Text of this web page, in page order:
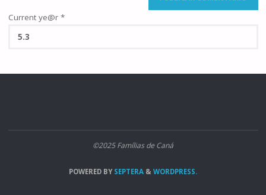
Current ye@r *
©2025 Famílias de Caná
POWERED BYSEPTERA & WORDPRESS.